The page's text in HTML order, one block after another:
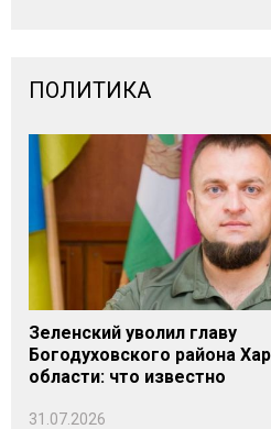
ПОЛИТИКА
Зеленский уволил главу
Богодуховского района
области: что известно
31.07.2026